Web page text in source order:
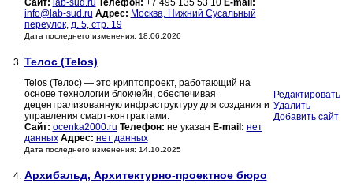
Сайт: lab-sud.ru Телефон: +7 495 135 53 10 E-mail:
info@lab-sud.ru Адрес: Москва, Нижний Сусальный
переулок, д. 5, стр. 19
Дата последнего изменения: 18.06.2026
3. Телос (Telos)
Telos (Телос) — это криптопроект, работающий на
основе технологии блокчейн, обеспечивая
децентрализованную инфраструктуру для создания и
управления смарт-контрактами.
Сайт: ocenka2000.ru Телефон: не указан E-mail: нет
данных Адрес: нет данных
Дата последнего изменения: 14.10.2025
Редактировать
Удалить
Добавить сайт
4. Архибальд, Архитектурно-проектное бюро